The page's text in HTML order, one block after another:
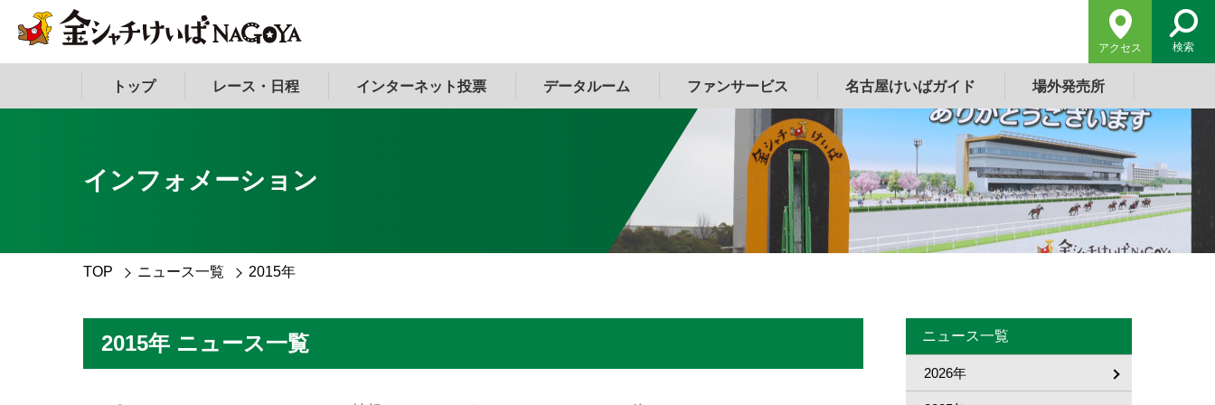
トップ レース・日程 インターネット投票 データルーム ファンサービス 名古屋けいばガイド 場外発売所
アクセス 検索
インフォメーション
TOP ニュース一覧 2015年
2015年 ニュース一覧 ニュース一覧
2026年